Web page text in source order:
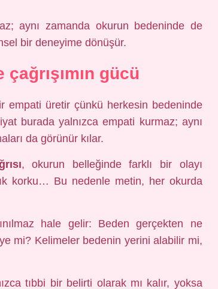
aynı zamanda okurun bedeninde de
bir deneyime dönüşür.
gücü
empati üretir çünkü herkesin bedeninde
burada yalnızca empati kurmaz; aynı
da görünür kılar.
, okurun belleğinde farklı bir olayı
korku… Bu nedenle metin, her okurda
hale gelir: Beden gerçekten ne
mi? Kelimeler bedenin yerini alabilir mi,
tıbbi bir belirti olarak mı kalır, yoksa